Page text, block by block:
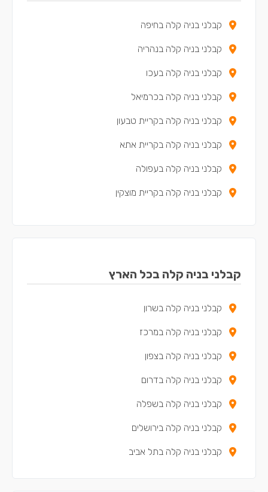
קבלני בניה קלה בחיפה
קבלני בניה קלה בנהריה
קבלני בניה קלה בעכו
קבלני בניה קלה בכרמיאל
קבלני בניה קלה בקריית טבעון
קבלני בניה קלה בקריית אתא
קבלני בניה קלה בעפולה
קבלני בניה קלה בקריית מוצקין
קבלני בניה קלה בקריית ביאליק
קבלני בניה קלה במעלות-תרשיחא
קבלני בניה קלה ביקנעם עילית
קבלני בניה קלה בטירת כרמל
קבלני בניה קלה בקריית חיים
קבלני בניה קלה בשפרעם
קבלני בניה קלה בסח'נין
קבלני בניה קלה בדאלית אל-כרמל
קבלני בניה קלה בכאבול
קבלני בניה קלה באעבלין
קבלני בניה קלה בכל הארץ
קבלני בניה קלה בשרון
קבלני בניה קלה במרכז
קבלני בניה קלה בצפון
קבלני בניה קלה בדרום
קבלני בניה קלה בשפלה
קבלני בניה קלה בירושלים
קבלני בניה קלה בתל אביב